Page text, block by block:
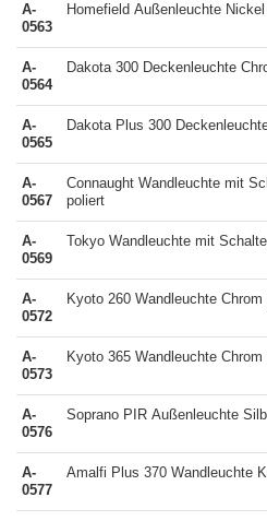
A-
0563
Homefield Außenleuchte
A-
0564
Dakota 300 Deckenleuchte
A-
0565
Dakota Plus 300
A-
0567
Connaught Wandleuchte mit
poliert
A-
0569
Tokyo Wandleuchte mit
A-
0572
Kyoto 260 Wandleuchte Chrom
A-
0573
Kyoto 365 Wandleuchte Chrom
A-
0576
Soprano PIR Außenleuchte
A-
0577
Amalfi Plus 370 Wandleuchte